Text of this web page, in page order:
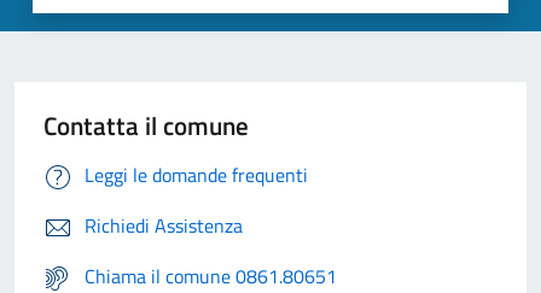
Contatta il comune
Leggi le domande frequenti
Richiedi Assistenza
Chiama il comune 0861.80651